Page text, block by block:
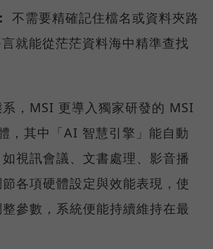
不需要精確記住檔名或資料夾路
就能從茫茫資料海中精準查找
，MSI 更導入獨家研發的 MSI
，其中「AI 智慧引擎」能自動
視訊會議、文書處理、影音播
各項硬體設定與效能表現，使
參數，系統便能持續維持在最